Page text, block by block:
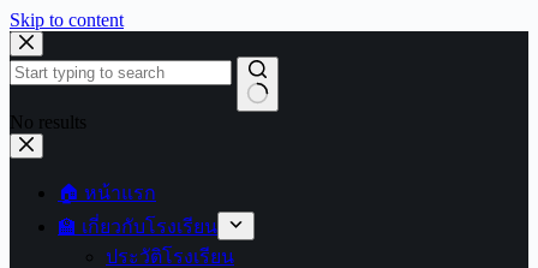
Skip to content
No results
🏠 หน้าแรก
🏫 เกี่ยวกับโรงเรียน
ประวัติโรงเรียน